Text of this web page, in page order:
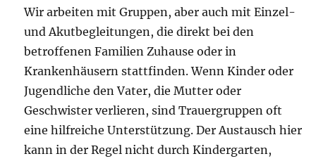
Wir arbeiten mit Gruppen, aber auch mit Einzel-
und Akutbegleitungen, die direkt bei den
betroffenen Familien Zuhause oder in
Krankenhäusern stattfinden. Wenn Kinder oder
Jugendliche den Vater, die Mutter oder
Geschwister verlieren, sind Trauergruppen oft
eine hilfreiche Unterstützung. Der Austausch hier
kann in der Regel nicht durch Kindergarten,